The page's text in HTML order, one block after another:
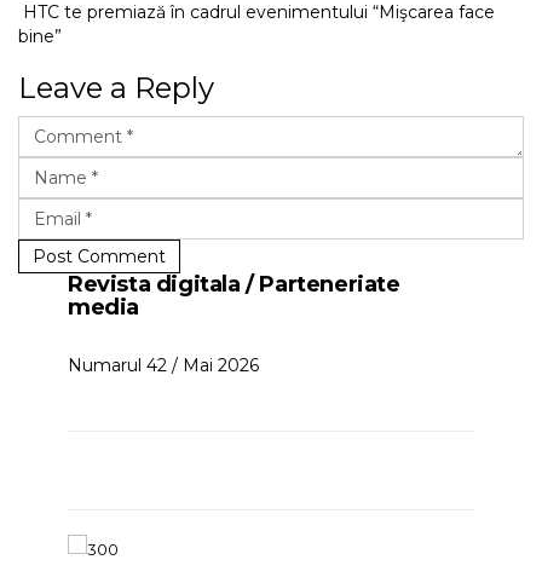
HTC te premiază în cadrul evenimentului “Mişcarea face
bine”
Leave a Reply
Post Comment
Revista digitala / Parteneriate
media
Numarul 42 / Mai 2026